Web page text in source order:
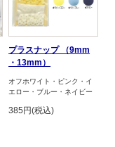
プラスナップ （9mm
・13mm）
オフホワイト・ピンク・イ
エロー・ブルー・ネイビー
385円(税込)